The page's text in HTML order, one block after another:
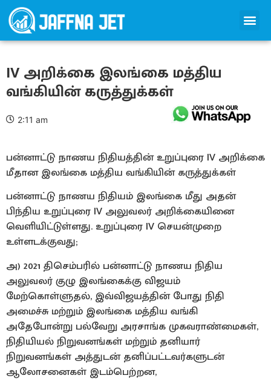
IV அறிக்கை இலங்கை மத்திய
வங்கியின் கருத்துக்கள்
2:11 am
பன்னாட்டு நாணய நிதியத்தின் உறுப்புரை IV அறிக்கை
மீதான இலங்கை மத்திய வங்கியின் கருத்துக்கள்
பன்னாட்டு நாணய நிதியம் இலங்கை மீது அதன்
பிந்திய உறுப்புரை IV அலுவலர் அறிக்கையினை
வெளியிட்டுள்ளது. உறுப்புரை IV செயன்முறை
உள்ளடக்குவது;
அ) 2021 திசெம்பரில் பன்னாட்டு நாணய நிதிய
அலுவலர் குழு இலங்கைக்கு விஜயம்
மேற்கொள்ளுதல், இவ்விஜயத்தின் போது நிதி
அமைச்சு மற்றும் இலங்கை மத்திய வங்கி
அதேபோன்று பல்வேறு அரசாங்க முகவராண்மைகள்,
நிதியியல் நிறுவனங்கள் மற்றும் தனியார்
நிறுவனங்கள் அத்துடன் தனிப்பட்டவர்களுடன்
ஆலோசனைகள் இடம்பெற்றன,